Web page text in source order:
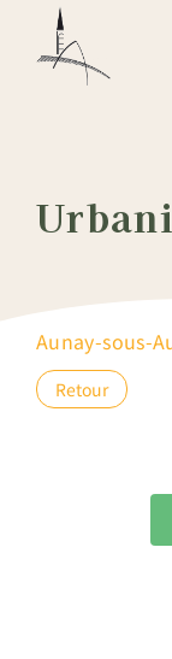
Aunay-sous-
Retour